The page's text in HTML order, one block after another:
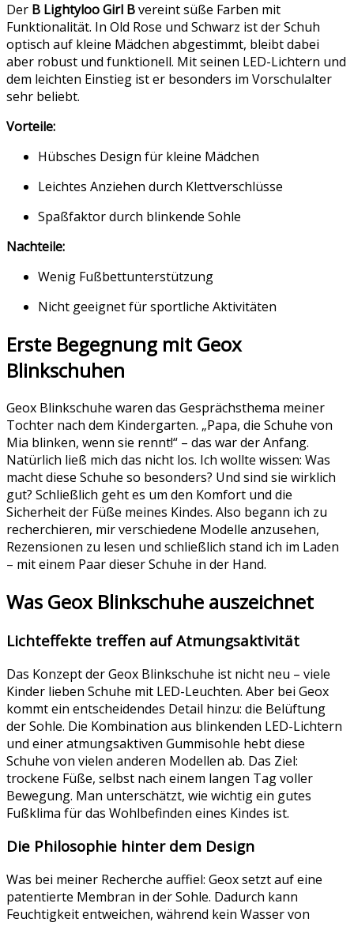
Der B Lightyloo Girl Bvereint süße Farben mit
Funktionalität. In Old Rose und Schwarz ist der Schuh
optisch auf kleine Mädchen abgestimmt, bleibt dabei
aber robust und funktionell. Mit seinen LED-Lichtern und
dem leichten Einstieg ist er besonders im Vorschulalter
sehr beliebt.
Vorteile:
Hübsches Design für kleine Mädchen
Leichtes Anziehen durch Klettverschlüsse
Spaßfaktor durch blinkende Sohle
Nachteile:
Wenig Fußbettunterstützung
Nicht geeignet für sportliche Aktivitäten
Erste Begegnung mit Geox
Blinkschuhen
Geox Blinkschuhe waren das Gesprächsthema meiner
Tochter nach dem Kindergarten. „Papa, die Schuhe von
Mia blinken, wenn sie rennt!“ – das war der Anfang.
Natürlich ließ mich das nicht los. Ich wollte wissen: Was
macht diese Schuhe so besonders? Und sind sie wirklich
gut? Schließlich geht es um den Komfort und die
Sicherheit der Füße meines Kindes. Also begann ich zu
recherchieren, mir verschiedene Modelle anzusehen,
Rezensionen zu lesen und schließlich stand ich im Laden
– mit einem Paar dieser Schuhe in der Hand.
Was Geox Blinkschuhe auszeichnet
Lichteffekte treffen auf Atmungsaktivität
Das Konzept der Geox Blinkschuhe ist nicht neu – viele
Kinder lieben Schuhe mit LED-Leuchten. Aber bei Geox
kommt ein entscheidendes Detail hinzu: die Belüftung
der Sohle. Die Kombination aus blinkenden LED-Lichtern
und einer atmungsaktiven Gummisohle hebt diese
Schuhe von vielen anderen Modellen ab. Das Ziel:
trockene Füße, selbst nach einem langen Tag voller
Bewegung. Man unterschätzt, wie wichtig ein gutes
Fußklima für das Wohlbefinden eines Kindes ist.
Die Philosophie hinter dem Design
Was bei meiner Recherche auffiel: Geox setzt auf eine
patentierte Membran in der Sohle. Dadurch kann
Feuchtigkeit entweichen, während kein Wasser von